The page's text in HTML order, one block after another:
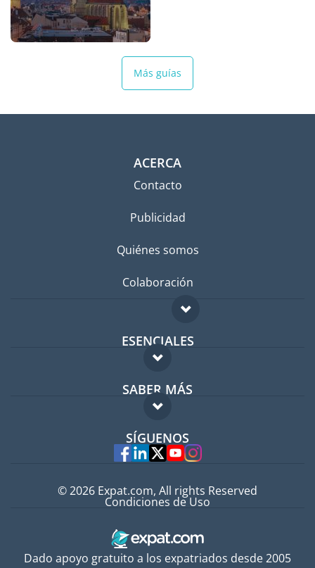
Más guías
ACERCA
Contacto
Publicidad
Quiénes somos
Colaboración
ESENCIALES
Foro para expatriados
Guía para expatriados
Trabajos en el extranjero
SABER MÁS
FAQ
Expertos
SÍGUENOS
Dado apoyo gratuito a los expatriados desde 2005
© 2026 Expat.com, All rights Reserved
Condiciones de Uso